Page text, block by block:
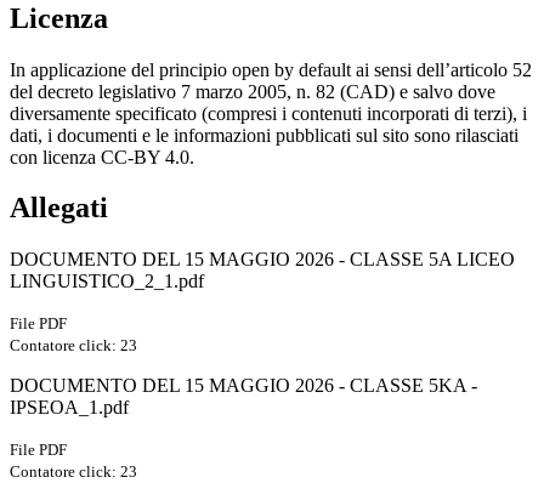
Licenza
In applicazione del principio open by default ai sensi dell’articolo 52
del decreto legislativo 7 marzo 2005, n. 82 (CAD) e salvo dove
diversamente specificato (compresi i contenuti incorporati di terzi), i
dati, i documenti e le informazioni pubblicati sul sito sono rilasciati
con licenza CC-BY 4.0.
Allegati
DOCUMENTO DEL 15 MAGGIO 2026 - CLASSE 5A LICEO
LINGUISTICO_2_1.pdf
File PDF
Contatore click: 23
DOCUMENTO DEL 15 MAGGIO 2026 - CLASSE 5KA -
IPSEOA_1.pdf
File PDF
Contatore click: 23